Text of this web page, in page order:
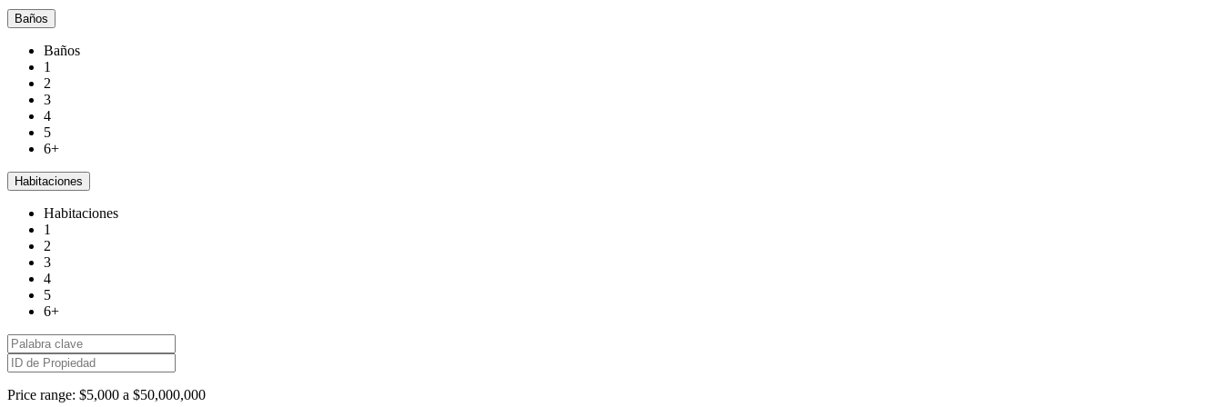
Baños
Baños
1
2
3
4
5
6+
Habitaciones
Habitaciones
1
2
3
4
5
6+
Price range: $5,000 a $50,000,000